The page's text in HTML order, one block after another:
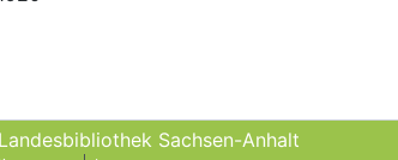
Sachsen-Anhalt